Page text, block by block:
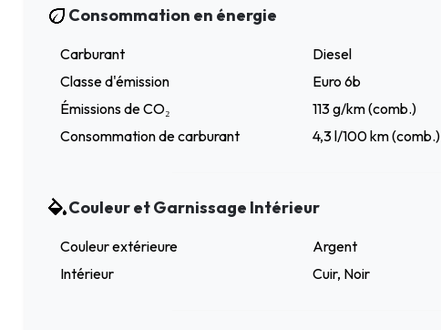
Consommation en énergie
Carburant
Diesel
Classe d'émission
Euro 6b
Émissions de CO₂
113 g/km (comb.)
Consommation de carburant
4,3 l/100 km (comb.)
Couleur et Garnissage Intérieur
Couleur extérieure
Argent
Intérieur
Cuir, Noir